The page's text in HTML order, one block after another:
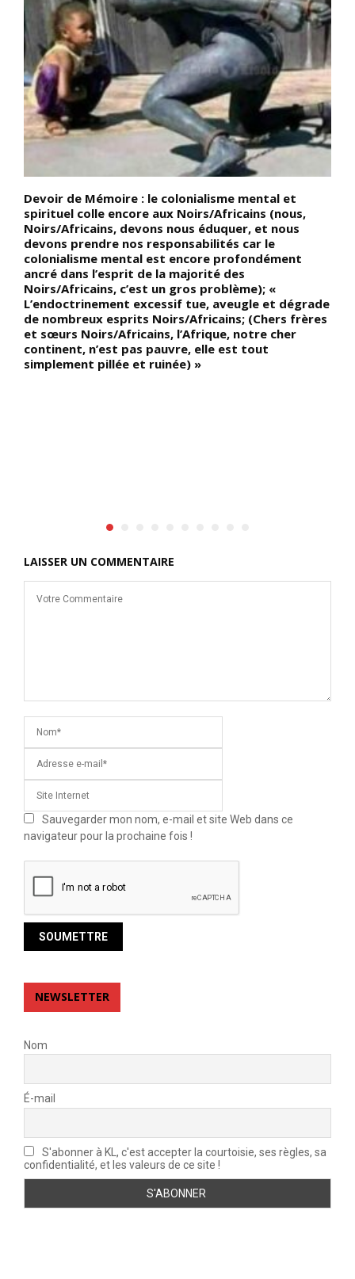
Devoir de Mémoire : le colonialisme mental et
spirituel colle encore aux Noirs/Africains (nous,
Noirs/Africains, devons nous éduquer, et nous
devons prendre nos responsabilités car le
colonialisme mental est encore profondément
ancré dans l’esprit de la majorité des
Noirs/Africains, c’est un gros problème); «
L’endoctrinement excessif tue, aveugle et dégrade
de nombreux esprits Noirs/Africains; (Chers frères
et sœurs Noirs/Africains, l’Afrique, notre cher
continent, n’est pas pauvre, elle est tout
simplement pillée et ruinée) »
LAISSER UN COMMENTAIRE
Sauvegarder mon nom, e-mail et site Web dans ce
navigateur pour la prochaine fois !
NEWSLETTER
Nom
É-mail
S'abonner à KL, c'est accepter la courtoisie, ses règles, sa
confidentialité, et les valeurs de ce site !